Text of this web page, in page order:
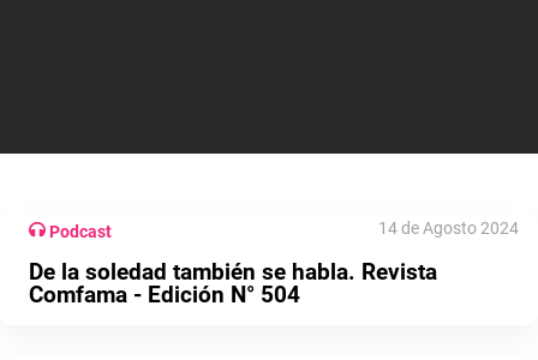
Podcast 14 de Agosto 2024
De la soledad también se habla. Revista
Comfama - Edición N° 504